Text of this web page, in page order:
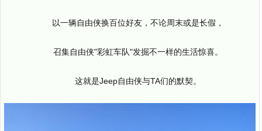
以一辆自由侠换百位好友，不论周末或是长假，
召集自由侠"彩虹车队"发掘不一样的生活惊喜。
这就是Jeep自由侠与TA们的默契。